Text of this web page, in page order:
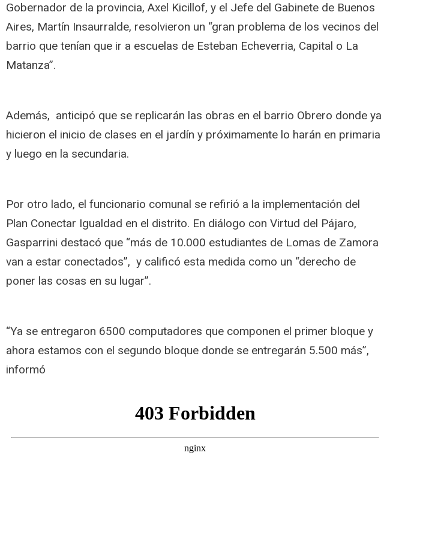
Gobernador de la provincia, Axel Kicillof, y el Jefe del Gabinete de Buenos
Aires, Martín Insaurralde, resolvieron un “gran problema de los vecinos del
barrio que tenían que ir a escuelas de Esteban Echeverria, Capital o La
Matanza”.
Además, anticipó que se replicarán las obras en el barrio Obrero donde ya
hicieron el inicio de clases en el jardín y próximamente lo harán en primaria
y luego en la secundaria.
Por otro lado, el funcionario comunal se refirió a la implementación del
Plan Conectar Igualdad en el distrito. En diálogo con Virtud del Pájaro,
Gasparrini destacó que “más de 10.000 estudiantes de Lomas de Zamora
van a estar conectados”, y calificó esta medida como un “derecho de
poner las cosas en su lugar”.
“Ya se entregaron 6500 computadores que componen el primer bloque y
ahora estamos con el segundo bloque donde se entregarán 5.500 más”,
informó